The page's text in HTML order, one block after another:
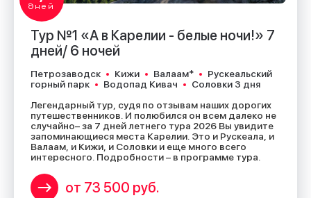
дней
Тур №1 «А в Карелии - белые ночи!» 7
дней/ 6 ночей
Петрозаводск Кижи Валаам*
Рускеальский
горный парк
Водопад Кивач
Соловки 3 дня
Легендарный тур, судя по отзывам наших дорогих
путешественников. И полюбился он всем далеко не
случайно– за 7 дней летнего тура 2026 Вы увидите
запоминающиеся места Карелии. Это и Рускеала, и
Валаам, и Кижи, и Соловки и еще много всего
интересного. Подробности – в программе тура.
от 73 500 руб.